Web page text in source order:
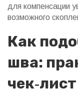
для компенсации
возможного
Как
шва:
чек‑лист